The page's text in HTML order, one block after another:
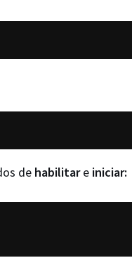
de habilitare iniciar: